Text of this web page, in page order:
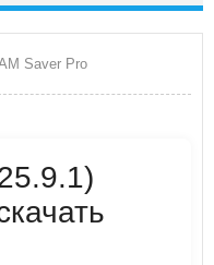
Saver Pro